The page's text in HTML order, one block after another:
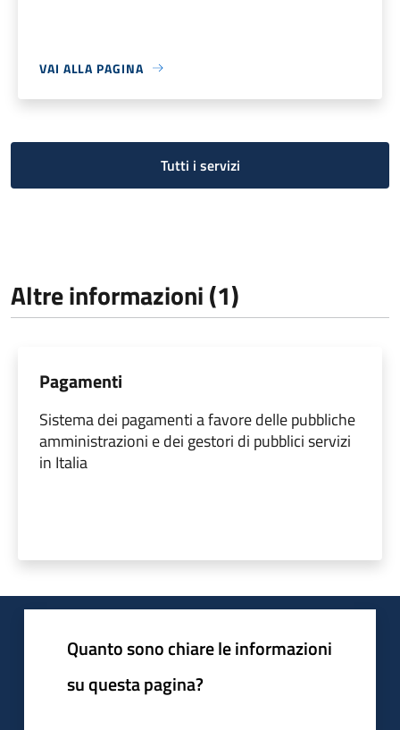
VAI ALLA PAGINA
Tutti i servizi
Altre informazioni (1)
Pagamenti
Sistema dei pagamenti a favore delle pubbliche
amministrazioni e dei gestori di pubblici servizi
in Italia
Quanto sono chiare le informazioni
su questa pagina?